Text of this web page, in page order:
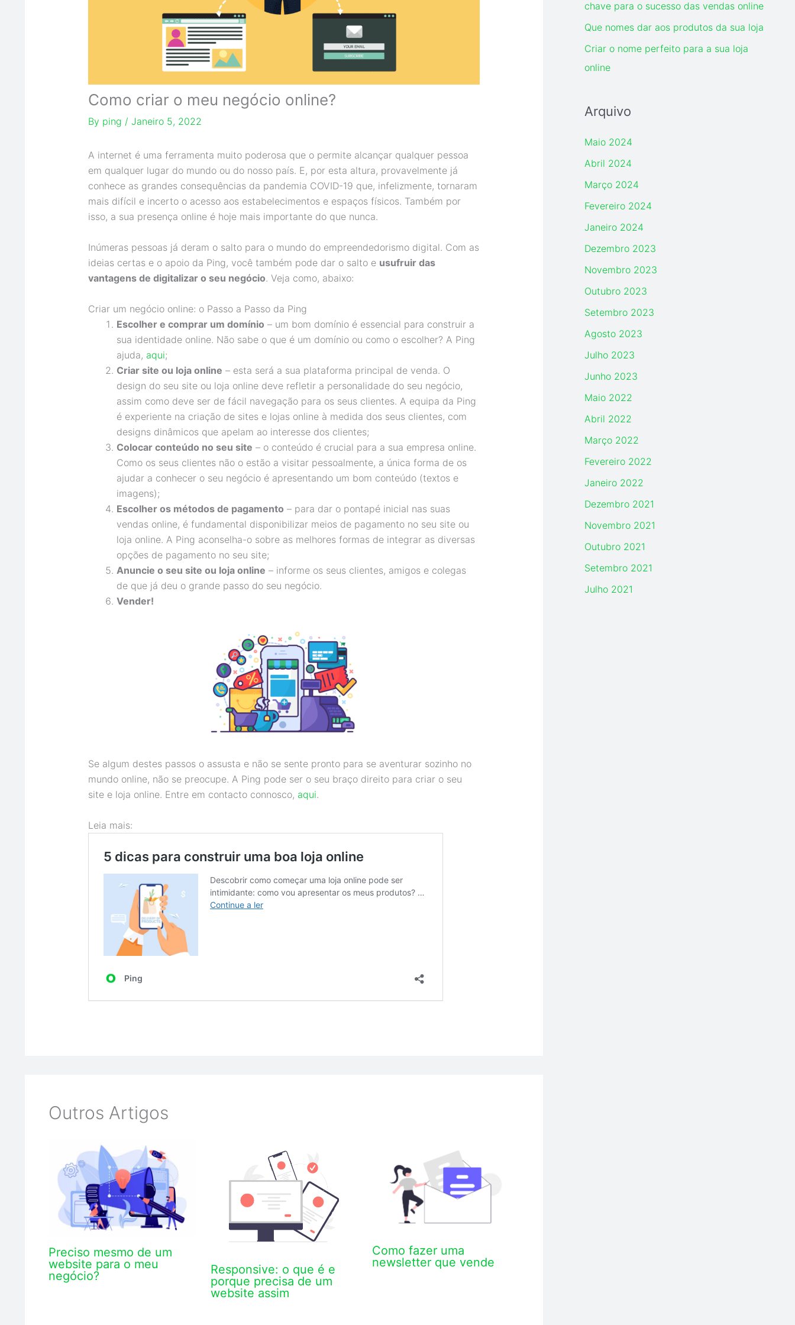
Como criar o meu negócio online?
By ping / Janeiro 5, 2022
A internet é uma ferramenta muito poderosa que o permite alcançar qualquer pessoa
em qualquer lugar do mundo ou do nosso país. E, por esta altura, provavelmente já
conhece as grandes consequências da pandemia COVID-19 que, infelizmente, tornaram
mais difícil e incerto o acesso aos estabelecimentos e espaços físicos. Também por
isso, a sua presença online é hoje mais importante do que nunca.
Inúmeras pessoas já deram o salto para o mundo do empreendedorismo digital. Com as
ideias certas e o apoio da Ping, você também pode dar o salto e usufruir das
vantagens de digitalizar o seu negócio. Veja como, abaixo:
Criar um negócio online: o Passo a Passo da Ping
Escolher e comprar um domínio – um bom domínio é essencial para construir a
sua identidade online. Não sabe o que é um domínio ou como o escolher? A Ping
ajuda, aqui;
Criar site ou loja online – esta será a sua plataforma principal de venda. O
design do seu site ou loja online deve refletir a personalidade do seu negócio,
assim como deve ser de fácil navegação para os seus clientes. A equipa da Ping
é experiente na criação de sites e lojas online à medida dos seus clientes, com
designs dinâmicos que apelam ao interesse dos clientes;
Colocar conteúdo no seu site – o conteúdo é crucial para a sua empresa online.
Como os seus clientes não o estão a visitar pessoalmente, a única forma de os
ajudar a conhecer o seu negócio é apresentando um bom conteúdo (textos e
imagens);
Escolher os métodos de pagamento – para dar o pontapé inicial nas suas
vendas online, é fundamental disponibilizar meios de pagamento no seu site ou
loja online. A Ping aconselha-o sobre as melhores formas de integrar as diversas
opções de pagamento no seu site;
Anuncie o seu site ou loja online – informe os seus clientes, amigos e colegas
de que já deu o grande passo do seu negócio.
Vender!
Se algum destes passos o assusta e não se sente pronto para se aventurar sozinho no
mundo online, não se preocupe. A Ping pode ser o seu braço direito para criar o seu
site e loja online. Entre em contacto connosco, aqui.
Leia mais:
Outros Artigos
Preciso mesmo de um
website para o meu
negócio?
Responsive: o que é e
porque precisa de um
website assim
Como fazer uma
newsletter que vende
chave para o sucesso das vendas online
Que nomes dar aos produtos da sua loja
Criar o nome perfeito para a sua loja
online
Arquivo
Maio 2024
Abril 2024
Março 2024
Fevereiro 2024
Janeiro 2024
Dezembro 2023
Novembro 2023
Outubro 2023
Setembro 2023
Agosto 2023
Julho 2023
Junho 2023
Maio 2022
Abril 2022
Março 2022
Fevereiro 2022
Janeiro 2022
Dezembro 2021
Novembro 2021
Outubro 2021
Setembro 2021
Julho 2021